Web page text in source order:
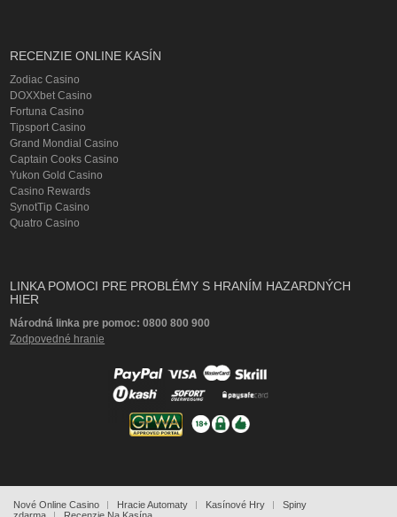
RECENZIE ONLINE KASÍN
Zodiac Casino
DOXXbet Casino
Fortuna Casino
Tipsport Casino
Grand Mondial Casino
Captain Cooks Casino
Yukon Gold Casino
Casino Rewards
SynotTip Casino
Quatro Casino
LINKA POMOCI PRE PROBLÉMY S HRANÍM HAZARDNÝCH
HIER
Národná linka pre pomoc: 0800 800 900
Zodpovedné hranie
Nové Online Casino Hracie Automaty Kasínové Hry
Spiny